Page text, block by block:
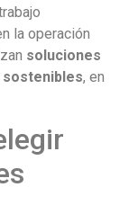
la operación
soluciones
, en